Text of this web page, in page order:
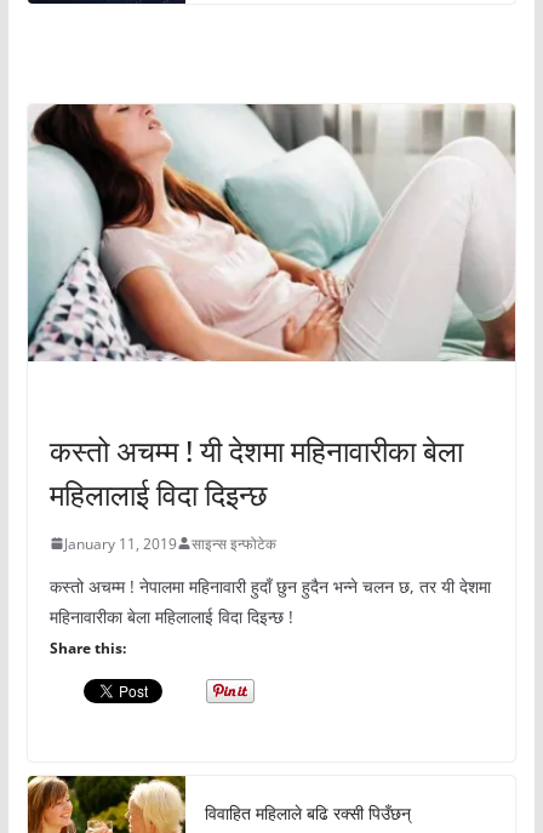
कस्तो अचम्म ! यी देशमा महिनावारीका बेला
महिलालाई विदा दिइन्छ
January 11, 2019 साइन्स इन्फोटेक
कस्तो अचम्म ! नेपालमा महिनावारी हुदाँ छुन हुदैन भन्ने चलन छ, तर यी देशमा
महिनावारीका बेला महिलालाई विदा दिइन्छ !
Share this:
विवाहित महिलाले बढि रक्सी पिउँछन्